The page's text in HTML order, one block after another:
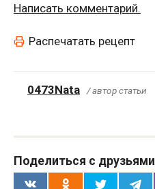
Написать комментарий.
Распечатать рецепт
0473Nata / автор статьи
Поделиться с друзьями